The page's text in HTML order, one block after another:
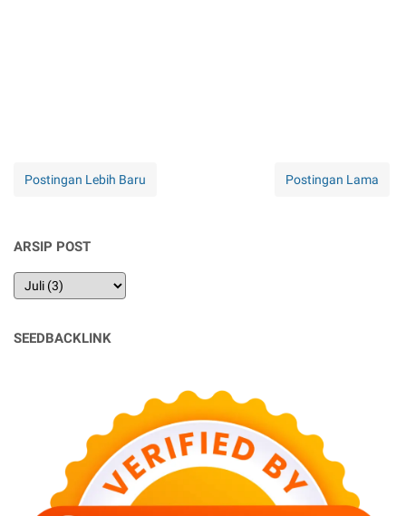
Postingan Lebih Baru Postingan Lama
ARSIP POST
SEEDBACKLINK